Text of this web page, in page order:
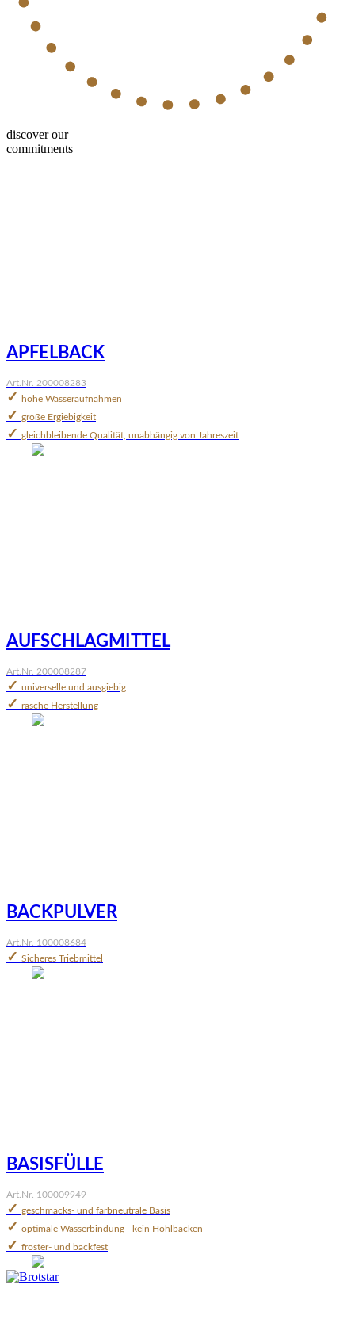
discover our
commitments
APFELBACK
Art.Nr. 200008283
✓ hohe Wasseraufnahmen
✓ große Ergiebigkeit
✓ gleichbleibende Qualität, unabhängig von Jahreszeit
AUFSCHLAGMITTEL
Art.Nr. 200008287
✓ universelle und ausgiebig
✓ rasche Herstellung
BACKPULVER
Art.Nr. 100008684
✓ Sicheres Triebmittel
BASISFÜLLE
Art.Nr. 100009949
✓ geschmacks- und farbneutrale Basis
✓ optimale Wasserbindung - kein Hohlbacken
✓ froster- und backfest